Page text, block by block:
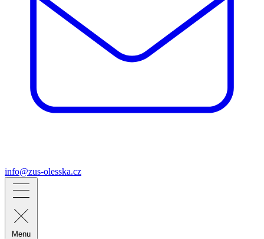
info@zus-olesska.cz
Menu